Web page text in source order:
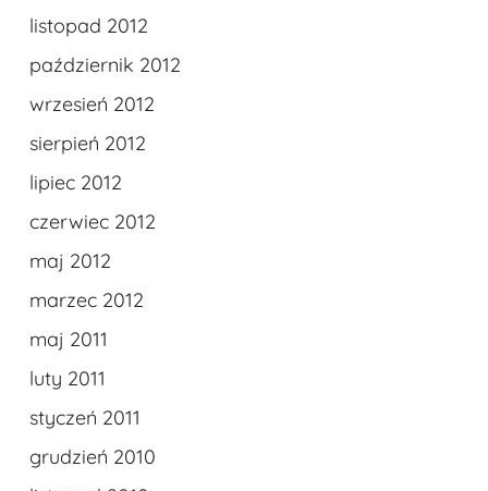
listopad 2012
październik 2012
wrzesień 2012
sierpień 2012
lipiec 2012
czerwiec 2012
maj 2012
marzec 2012
maj 2011
luty 2011
styczeń 2011
grudzień 2010